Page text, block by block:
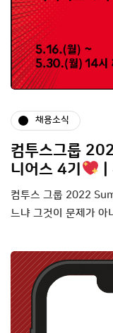
채용소식
컴투스그룹
니어스 4기
컴투스 그룹 2022
느냐 그것이 문제가 아